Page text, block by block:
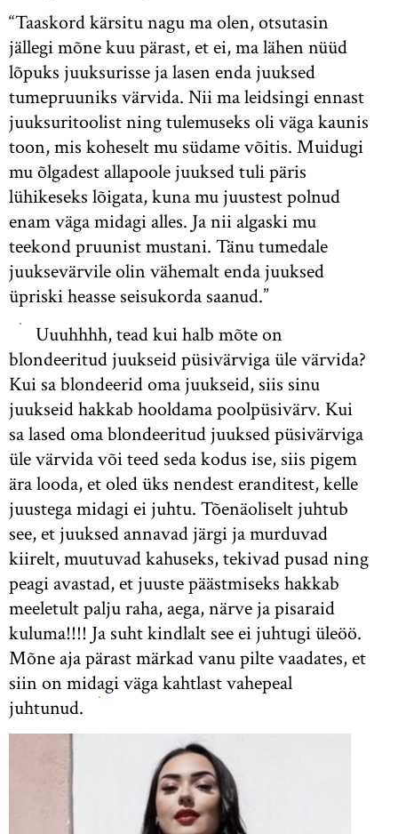
“Taaskord kärsitu nagu ma olen, otsutasin
jällegi mõne kuu pärast, et ei, ma lähen nüüd
lõpuks juuksurisse ja lasen enda juuksed
tumepruuniks värvida. Nii ma leidsingi ennast
juuksuritoolist ning tulemuseks oli väga kaunis
toon, mis koheselt mu südame võitis. Muidugi
mu õlgadest allapoole juuksed tuli päris
lühikeseks lõigata, kuna mu juustest polnud
enam väga midagi alles. Ja nii algaski mu
teekond pruunist mustani. Tänu tumedale
juuksevärvile olin vähemalt enda juuksed
üpriski heasse seisukorda saanud.”
Uuuhhhh, tead kui halb mõte on
blondeeritud juukseid püsivärviga üle värvida?
Kui sa blondeerid oma juukseid, siis sinu
juukseid hakkab hooldama poolpüsivärv. Kui
sa lased oma blondeeritud juuksed püsivärviga
üle värvida või teed seda kodus ise, siis pigem
ära looda, et oled üks nendest eranditest, kelle
juustega midagi ei juhtu. Tõenäoliselt juhtub
see, et juuksed annavad järgi ja murduvad
kiirelt, muutuvad kahuseks, tekivad pusad ning
peagi avastad, et juuste päästmiseks hakkab
meeletult palju raha, aega, närve ja pisaraid
kuluma!!!! Ja suht kindlalt see ei juhtugi üleöö.
Mõne aja pärast märkad vanu pilte vaadates, et
siin on midagi väga kahtlast vahepeal
juhtunud.